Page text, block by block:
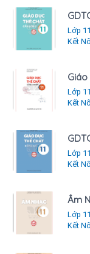
Lớp 11
Kết
Lớp 11
Kết
Lớp 11
Kết
Âm
Lớp 11
Kết